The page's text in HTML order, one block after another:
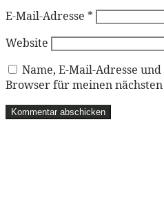
E-Mail-Adresse *
Website
Name, E-Mail-Adresse
Browser für meinen